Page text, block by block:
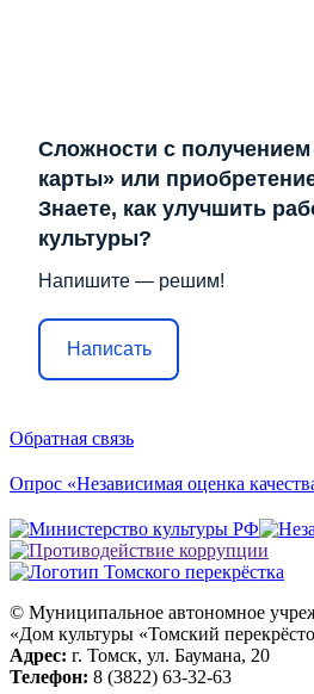
Сложности с
карты» или
Знаете, как улучшить
культуры?
Напишите — решим!
Написать
Обратная связь
Опрос «Независимая оценка
© Муниципальное автономное
«Дом культуры «Томский
Адрес: г. Томск, ул. Баумана, 20
Телефон: 8 (3822) 63-32-63